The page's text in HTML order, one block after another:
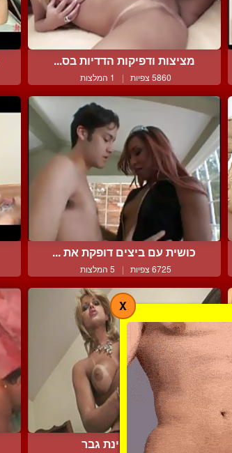
מציצות ודפיקות הדדיות בס...
5860 צפיות | 1 המלצות
כושית עם ביצים דופקת את ...
6725 צפיות | 5 המלצות
כוסית מזיינת גבר
X